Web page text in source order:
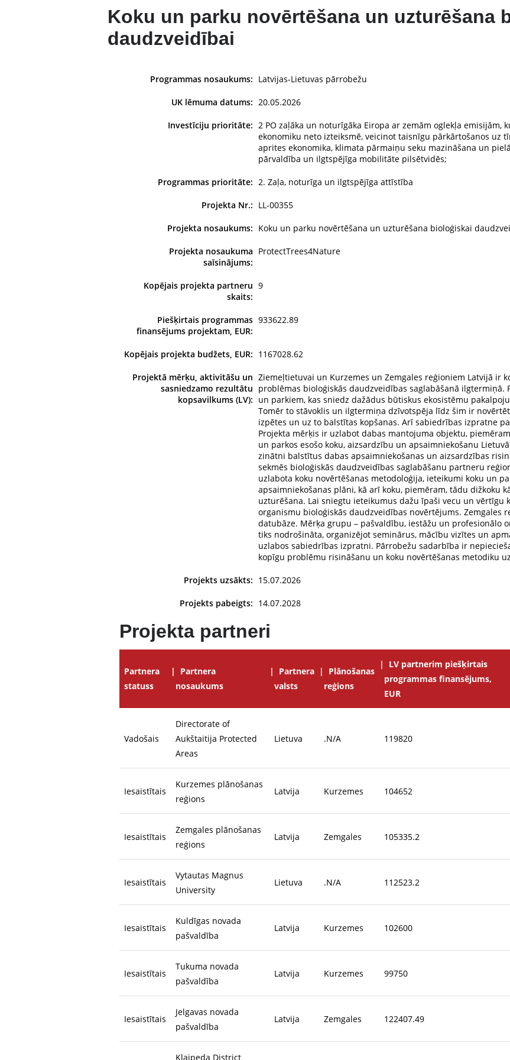
Koku un parku novērtēšana un uzturēšana
daudzveidībai
Programmas nosaukums: Latvijas-Lietuvas pārrobežu
UK lēmuma datums: 20.05.2026
Investīciju prioritāte: 2 PO zaļāka un noturīgāka Eiropa ar zemām oglekļa emisijām,
ekonomiku neto izteiksmē, veicinot taisnīgu pārkārtošanos uz
aprites ekonomika, klimata pārmaiņu seku mazināšana un
pārvaldība un ilgtspējīga mobilitāte pilsētvidēs;
Programmas prioritāte: 2. Zaļa, noturīga un ilgtspējīga attīstība
Projekta Nr.: LL-00355
Projekta nosaukums: Koku un parku novērtēšana un uzturēšana bioloģiskai
Projekta nosaukuma
saīsinājums:
ProtectTrees4Nature
Kopējais projekta partneru
skaits:
9
Piešķirtais programmas
finansējums projektam, EUR:
933622.89
Kopējais projekta budžets, EUR: 1167028.62
Projektā mērķu, aktivitāšu un
sasniedzamo rezultātu
kopsavilkums (LV):
Ziemeļtietuvai un Kurzemes un Zemgales reģioniem Latvijā ir
problēmas bioloģiskās daudzveidības saglabāšanā ilgtermiņā.
un parkiem, kas sniedz dažādus būtiskus ekosistēmu
Tomēr to stāvoklis un ilgtermiņa dzīvotspēja līdz šim ir
izpētes un uz to balstītas kopšanas. Arī sabiedrības izpratne
Projekta mērķis ir uzlabot dabas mantojuma objektu,
un parkos esošo koku, aizsardzību un apsaimniekošanu
zinātni balstītus dabas apsaimniekošanas un aizsardzības
sekmēs bioloģiskās daudzveidības saglabāšanu partneru
uzlabota koku novērtēšanas metodoloģija, ieteikumi koku un
apsaimniekošanas plāni, kā arī koku, piemēram, tādu dižkoku
uzturēšana. Lai sniegtu ieteikumus dažu īpaši vecu un vērtīgu
organismu bioloģiskās daudzveidības novērtējums. Zemgales
datubāze. Mērķa grupu – pašvaldību, iestāžu un profesionālo
tiks nodrošināta, organizējot seminārus, mācību vizītes un
uzlabos sabiedrības izpratni. Pārrobežu sadarbība ir
kopīgu problēmu risināšanu un koku novērtēšanas metodiku
Projekts uzsākts: 15.07.2026
Projekts pabeigts: 14.07.2028
Projekta partneri
Partnera
statuss
Partnera
nosaukums
Partnera
valsts
Plānošanas
reģions
LV partnerim piešķirtais
programmas finansējums,
EUR
Vadošais
Directorate of
Aukštaitija Protected
Areas
Lietuva .N/A 119820
Iesaistītais
Kurzemes plānošanas
reģions
Latvija Kurzemes 104652
Iesaistītais
Zemgales plānošanas
reģions
Latvija Zemgales 105335.2
Iesaistītais
Vytautas Magnus
University
Lietuva .N/A 112523.2
Iesaistītais
Kuldīgas novada
pašvaldība
Latvija Kurzemes 102600
Iesaistītais
Tukuma novada
pašvaldība
Latvija Kurzemes 99750
Iesaistītais
Jelgavas novada
pašvaldība
Latvija Zemgales 122407.49
Klaipeda District